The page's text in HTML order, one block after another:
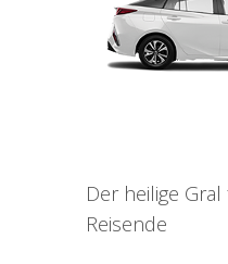
Der heilige
Reisende